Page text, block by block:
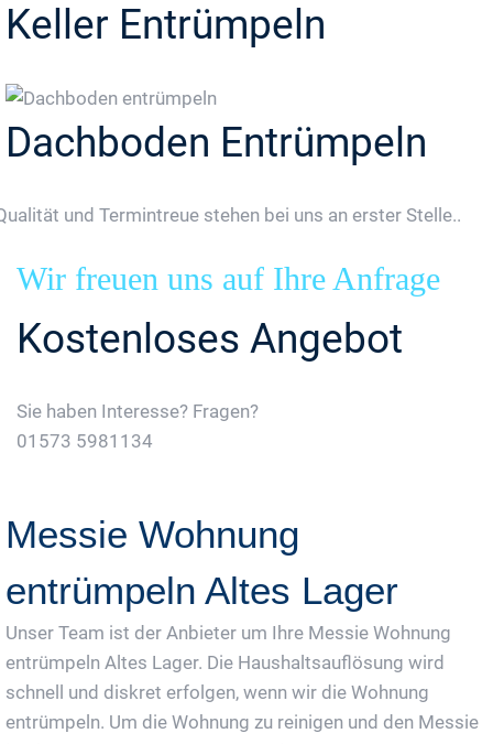
Keller Entrümpeln
Dachboden Entrümpeln
und Termintreue stehen bei uns an erster Stelle..
Wir freuen uns auf Ihre Anfrage
Kostenloses Angebot
Sie haben Interesse? Fragen?
01573 5981134
Messie Wohnung
entrümpeln Altes Lager
Unser Team ist der Anbieter um Ihre Messie Wohnung
entrümpeln Altes Lager. Die Haushaltsauflösung wird
schnell und diskret erfolgen, wenn wir die Wohnung
entrümpeln. Um die Wohnung zu reinigen und den Messie